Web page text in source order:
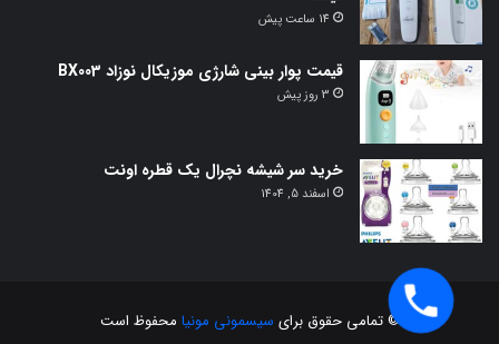
14 ساعت پیش
قیمت پوار بینی شارژی موزیکال نوزاد BX003
3 روز پیش
خرید سر شیشه نچرال یک قطره اونت
اسفند 5, 1404
© تمامی حقوق برای سیسمونی مونیا محفوظ است